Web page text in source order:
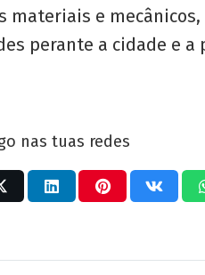
materiais e
perante a cidade e
nas tuas redes